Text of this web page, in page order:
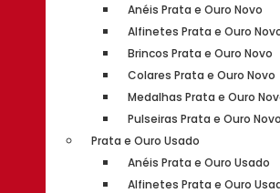
Anéis Prata e Ouro Novo
Alfinetes Prata e Ouro
Brincos Prata e Ouro Novo
Colares Prata e Ouro Novo
Medalhas Prata e Ouro
Pulseiras Prata e Ouro Novo
Prata e Ouro Usado
Anéis Prata e Ouro Usado
Alfinetes Prata e Ouro